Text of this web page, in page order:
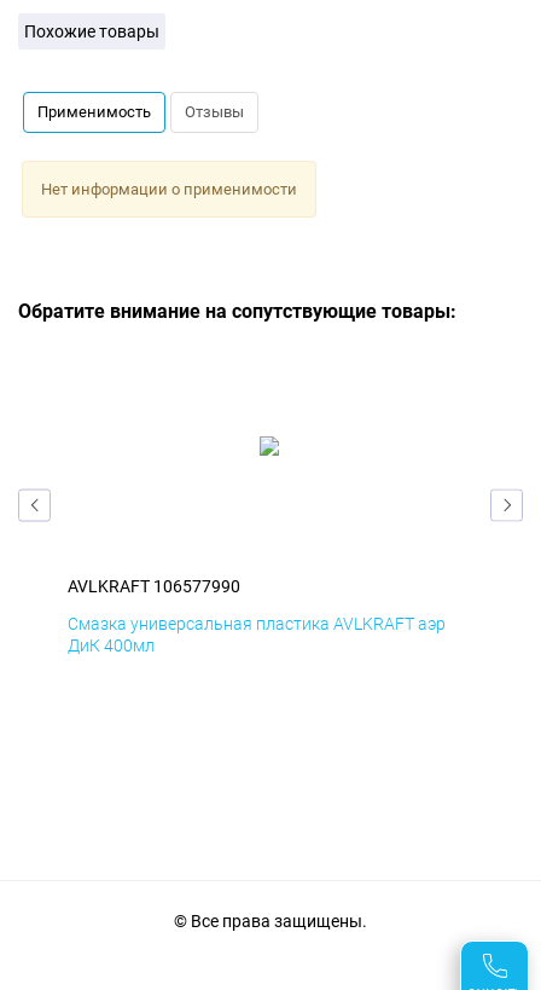
Похожие товары
Применимость Отзывы
Нет информации о применимости
Обратите внимание на сопутствующие товары:
AVLKRAFT 106577990
Смазка универсальная пластика AVLKRAFT аэр
ДиК 400мл
© Все права защищены.